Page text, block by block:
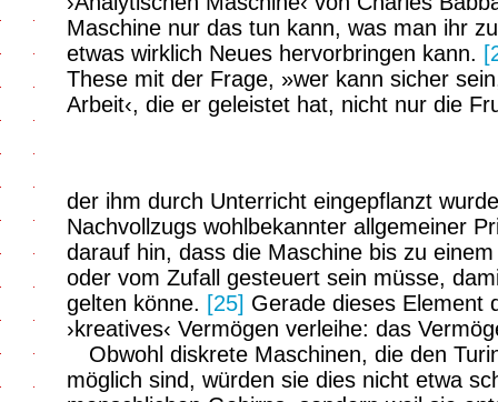
Maschine nur das tun kann, was man ihr
etwas wirklich Neues hervorbringen kann.
These mit der Frage, »wer kann sicher
Arbeit‹, die er geleistet hat, nicht nur die
der ihm durch Unterricht eingepflanzt
Nachvollzugs wohlbekannter allgemeiner
darauf hin, dass die Maschine bis zu
oder vom Zufall gesteuert sein müsse,
gelten könne. [25] Gerade dieses Element
›kreatives‹ Vermögen verleihe: das
Obwohl diskrete Maschinen, die den
möglich sind, würden sie dies nicht etwa